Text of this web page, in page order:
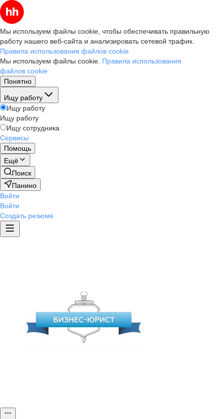
Мы используем файлы cookie, чтобы обеспечивать правильную
работу нашего веб-сайта и анализировать сетевой трафик.
Правила использования файлов cookie
Мы используем файлы cookie. Правила использования
файлов cookie
Понятно
Ищу работу
Ищу работу
Ищу работу
Ищу сотрудника
Сервисы
Помощь
Ещё
Поиск
Панино
Войти
Войти
Создать резюме